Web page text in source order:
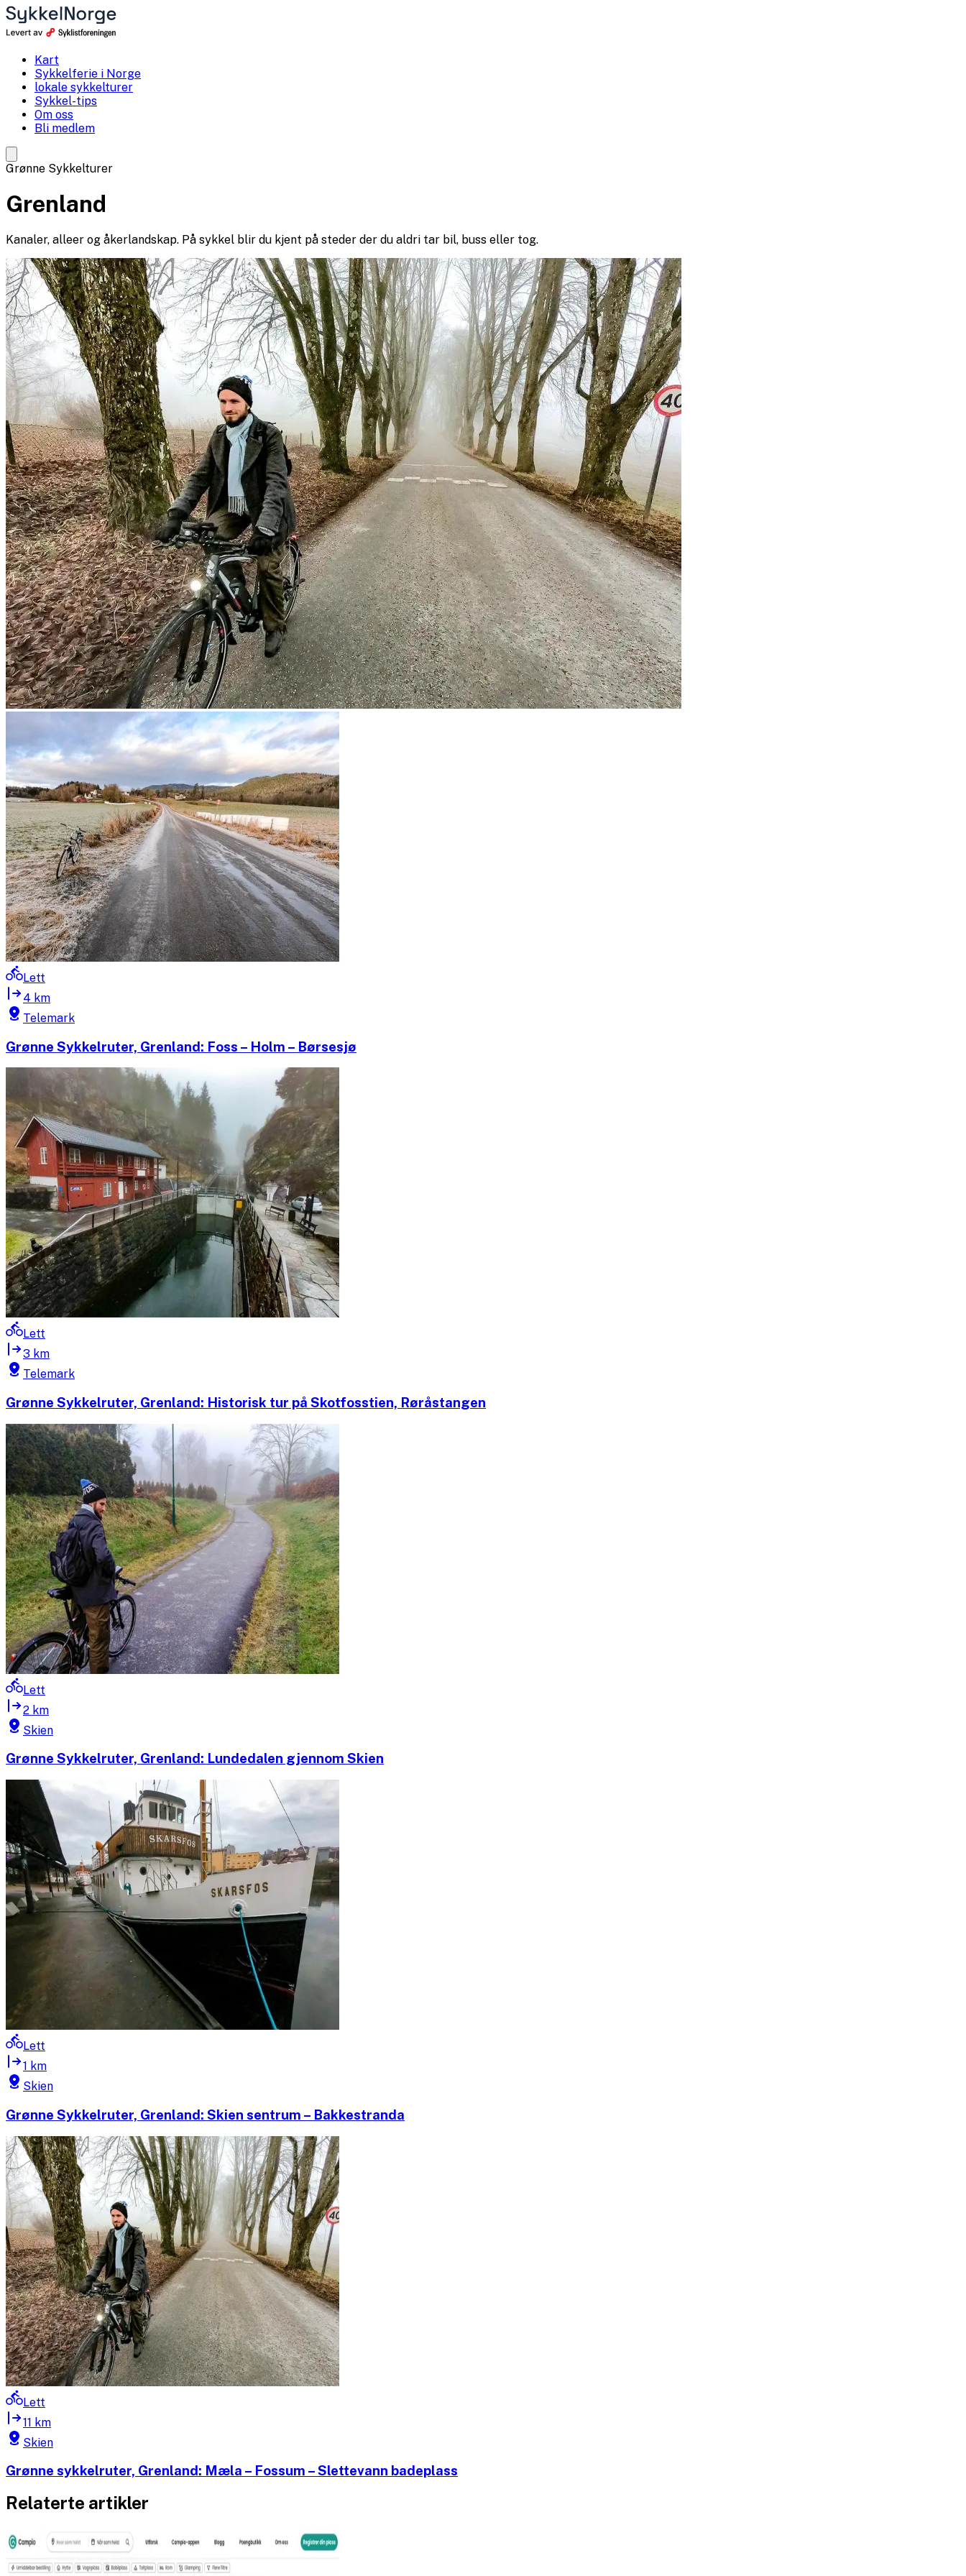
Kart
Sykkelferie i Norge
lokale sykkelturer
Sykkel-tips
Om oss
Bli medlem
Grønne Sykkelturer
Grenland
Kanaler, alleer og åkerlandskap. På sykkel blir du kjent på steder der du aldri tar bil, buss eller tog.
Lett
4 km
Telemark
Grønne Sykkelruter, Grenland: Foss – Holm – Børsesjø
Lett
3 km
Telemark
Grønne Sykkelruter, Grenland: Historisk tur på Skotfosstien, Røråstangen
Lett
2 km
Skien
Grønne Sykkelruter, Grenland: Lundedalen gjennom Skien
Lett
1 km
Skien
Grønne Sykkelruter, Grenland: Skien sentrum – Bakkestranda
Lett
11 km
Skien
Grønne sykkelruter, Grenland: Mæla – Fossum – Slettevann badeplass
Relaterte artikler